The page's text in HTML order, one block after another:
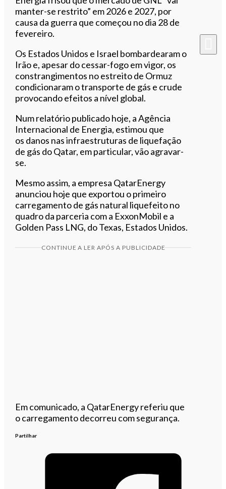
manter-se restrito” em 2026 e 2027, por
causa da guerra que começou no dia 28 de
fevereiro.
Os Estados Unidos e Israel bombardearam o
Irão e, apesar do cessar-fogo em vigor, os
constrangimentos no estreito de Ormuz
condicionaram o transporte de gás e crude
provocando efeitos a nível global.
Num relatório publicado hoje, a Agência
Internacional de Energia, estimou que
os danos nas infraestruturas de liquefação
de gás do Qatar, em particular, vão agravar-
se.
Mesmo assim, a empresa QatarEnergy
anunciou hoje que exportou o primeiro
carregamento de gás natural liquefeito no
quadro da parceria com a ExxonMobil e a
Golden Pass LNG, do Texas, Estados Unidos.
CONTINUE A LER APÓS A PUBLICIDADE
Em comunicado, a QatarEnergy referiu que
o carregamento decorreu com segurança.
Partilhar